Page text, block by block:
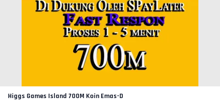
Higgs Games Island 700M Koin Emas-D